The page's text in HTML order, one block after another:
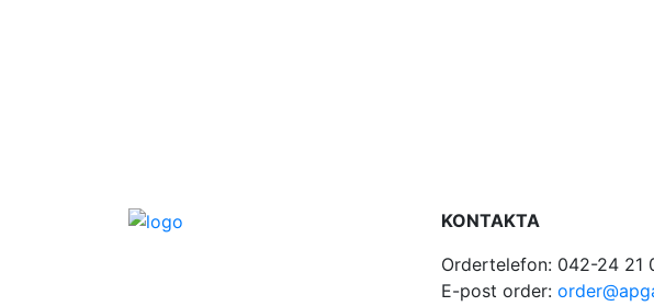
KONTAKTA
Ordertelefon: 042-24 21
E-post order: